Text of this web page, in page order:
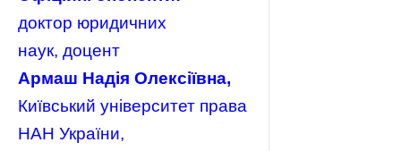
доктор юридичних
наук, доцент
Армаш Надія Олексіївна,
Київський університет права
НАН України,